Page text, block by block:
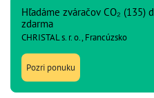
Hľadáme zváračov CO₂ (135)
zdarma
CHRISTAL s. r. o., Francúzsko
Pozri ponuku